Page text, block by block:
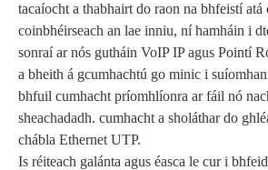
tacaíocht a thabhairt do raon na bhfeistí atá
coinbhéirseach an lae inniu, ní hamháin i
sonraí ar nós gutháin VoIP IP agus Pointí
a bheith á gcumhachtú go minic i
bhfuil cumhacht príomhlíonra ar fáil nó
sheachadadh. cumhacht a sholáthar do
chábla Ethernet UTP.
Is réiteach galánta agus éasca le cur i